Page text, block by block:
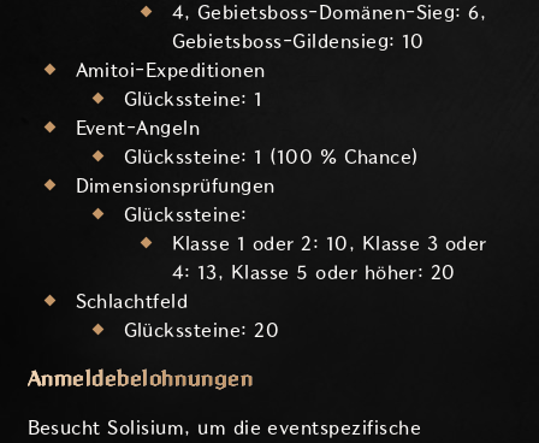
4, Gebietsboss-Domänen-Sieg: 6,
Gebietsboss-Gildensieg: 10
Amitoi-Expeditionen
Glückssteine: 1
Event-Angeln
Glückssteine: 1 (100 % Chance)
Dimensionsprüfungen
Glückssteine:
Klasse 1 oder 2: 10, Klasse 3 oder
4: 13, Klasse 5 oder höher: 20
Schlachtfeld
Glückssteine: 20
Anmeldebelohnungen
Besucht Solisium, um die eventspezifische